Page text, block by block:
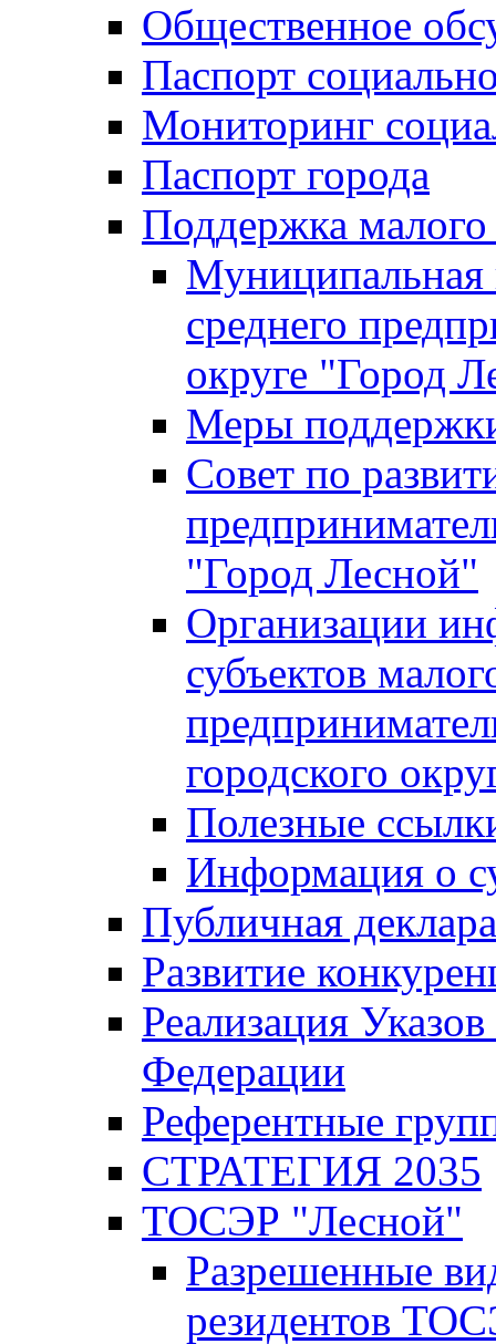
Общественное
Паспорт
Мониторинг
Паспорт города
Поддержка малого
Муниципальная
среднего
округе "Город
Меры
Совет по
"Город Лесной"
Организации
субъектов
городского
Полезные
Информация о
Публичная
Развитие
Реализация
Федерации
Референтные
СТРАТЕГИЯ 2035
ТОСЭР "Лесной"
Разрешенные
резидентов